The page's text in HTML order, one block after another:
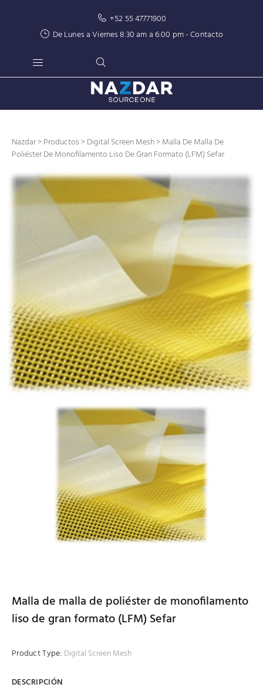
+52 55 47771900
De Lunes a Viernes 8:30 am a 6:00 pm -Contacto
Nazdar>Productos>Digital Screen Mesh> Malla De Malla De
Poliéster De Monofilamento Liso De Gran Formato (LFM) Sefar
Malla de malla de poliéster de monofilamento
liso de gran formato (LFM) Sefar
Product Type: Digital Screen Mesh
DESCRIPCIÓN